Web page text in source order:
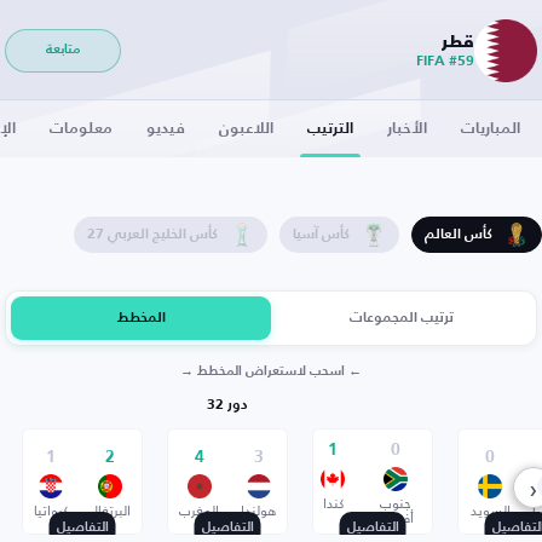
قطر
FIFA #59
متابعة
المباريات الأخبار الترتيب اللاعبون فيديو معلومات
كأس العالم كأس آسيا كأس الخليج العربي 27
ترتيب المجموعات المخطط
← اسحب لاستعراض المخطط →
دور 32
0
السويد
0
جنوب
أفريقيا
1
كندا
التفاصيل
3
هولندا
4
المغرب
التفاصيل
2
البرتغال
1
كرواتيا
التفاصيل
‹